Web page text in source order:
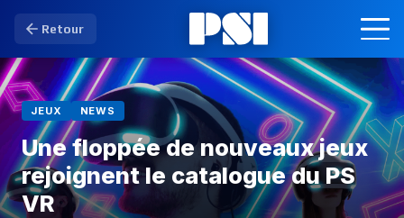
Retour
JEUX NEWS
Une floppée de nouveaux jeux
rejoignent le catalogue du PS
VR